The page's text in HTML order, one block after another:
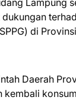
Lampung
di
Daerah